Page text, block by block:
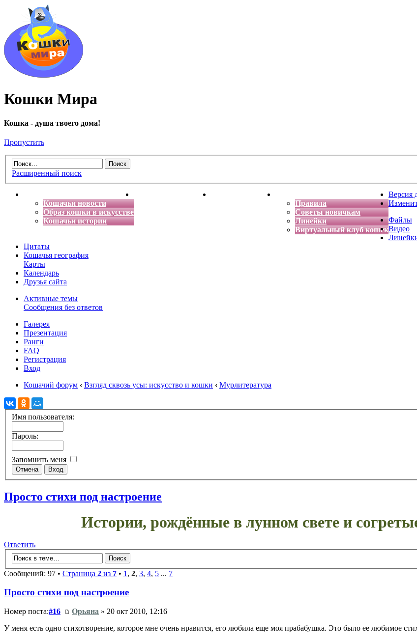
Кошки Мира
Кошка - душа твоего дома!
Пропустить
Расширенный поиск
Кошачьи новости
Образ кошки в искусстве
Кошачьи истории
Энциклопедия кошек Детская фантазия
Правила
Советы новичкам
Линейки
Виртуальный клуб кошек
Версия
Файлы
Видео
Цитаты
Кошачья география
Карты
Календарь
Друзья сайта
Активные темы
Сообщения без ответов
Галерея
Презентация
Ранги
FAQ
Регистрация
Вход
Кошачий форум ‹ Взгляд сквозь усы: искусство и кошки ‹ Мурлитература
Имя пользователя:
Пароль:
Запомнить меня
Просто стихи под настроение
Истории, рождённые в лунном свете и
Ответить
Сообщений: 97 • Страница 2 из 7 • 1 , 2, 3, 4, 5 ... 7
Просто стихи под настроение
Номер поста:#16 Орьяна » 20 окт 2010, 12:16
У меня есть одно стихотворение, которое мне очень нравится, его любила еще моя прабабушка. Это было ее любимое